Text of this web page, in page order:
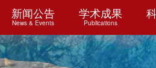
新闻公告
News & Events
学术成果
Publications